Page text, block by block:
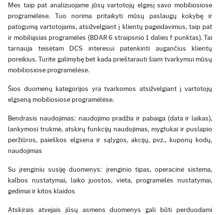
Mes taip pat analizuojame jūsų vartotojų elgesį savo mobiliosiose
programėlėse. Tuo norima pritaikyti mūsų paslaugų kokybę ir
patogumą vartotojams, atsižvelgiant į klientų pageidavimus, taip pat
ir mobiliąsias programėles (BDAR 6 straipsnio 1 dalies f punktas). Tai
tarnauja teisėtam DCS interesui patenkinti augančius klientų
poreikius. Turite galimybę bet kada prieštarauti šiam tvarkymui mūsų
mobiliosiose programėlėse.
Šios duomenų kategorijos yra tvarkomos atsižvelgiant į vartotojų
elgseną mobiliosiose programėlėse.
Bendrasis naudojimas: naudojimo pradžia ir pabaiga (data ir laikas),
lankymosi trukmė, atskirų funkcijų naudojimas, mygtukai ir puslapio
peržiūros, paieškos elgsena ir sąlygos, akcijų, pvz., kuponų kodų,
naudojimas
Su įrenginiu susiję duomenys: įrenginio tipas, operacinė sistema,
kalbos nustatymai, laiko juostos, vieta, programėlės nustatymai,
gedimai ir kitos klaidos
Atskirais atvejais jūsų asmens duomenys gali būti perduodami